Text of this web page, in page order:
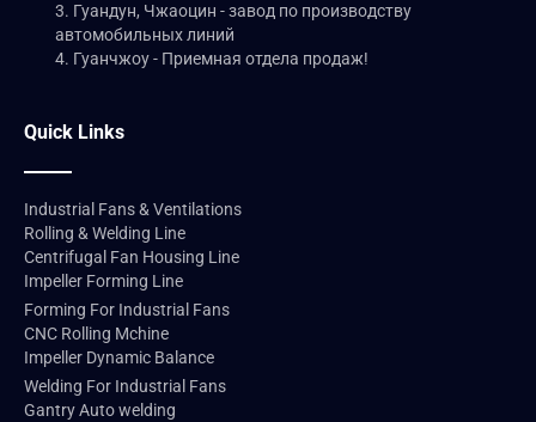
3. Гуандун, Чжаоцин - завод по производству
автомобильных линий
4. Гуанчжоу - Приемная отдела продаж!
Quick Links
Industrial Fans & Ventilations
Rolling & Welding Line
Centrifugal Fan Housing Line
Impeller Forming Line
Forming For Industrial Fans
CNC Rolling Mchine
Impeller Dynamic Balance
Welding For Industrial Fans
Gantry Auto welding